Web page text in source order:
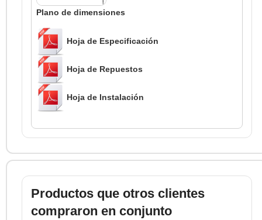
Plano de dimensiones
Hoja de Especificación
Hoja de Repuestos
Hoja de Instalación
Productos que otros clientes
compraron en conjunto